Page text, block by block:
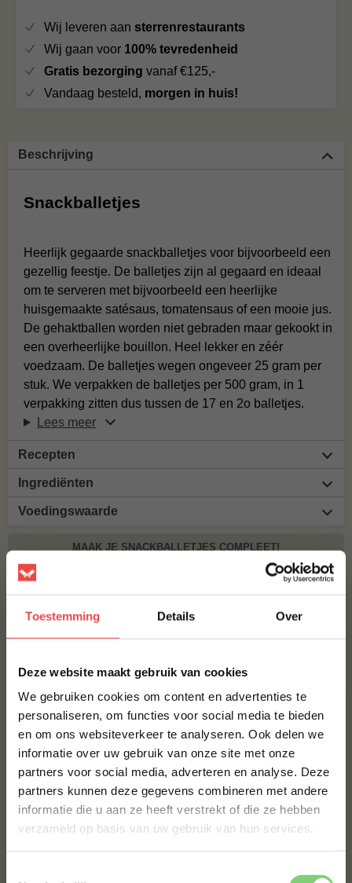
Toestemming Details Over
Deze website maakt gebruik van cookies
We gebruiken cookies om content en advertenties te
personaliseren, om functies voor social media te bieden
en om ons websiteverkeer te analyseren. Ook delen we
informatie over uw gebruik van onze site met onze
partners voor social media, adverteren en analyse. Deze
partners kunnen deze gegevens combineren met andere
informatie die u aan ze heeft verstrekt of die ze hebben
verzameld op basis van uw gebruik van hun services.
Wij leveren aan sterrenrestaurants
Wij gaan voor 100% tevredenheid
Gratis bezorging vanaf €125,-
Vandaag besteld, morgen in huis!
Beschrijving
Snackballetjes
Heerlijk gegaarde snackballetjes voor bijvoorbeeld een
gezellig feestje. De balletjes zijn al gegaard en ideaal
om te serveren met bijvoorbeeld een heerlijke
huisgemaakte satésaus, tomatensaus of een mooie jus.
De gehaktballen worden niet gebraden maar gekookt in
een overheerlijke bouillon. Heel lekker en zéér
voedzaam. De balletjes wegen ongeveer 25 gram per
stuk. We verpakken de balletjes per 500 gram, in 1
verpakking zitten dus tussen de 17 en 2o balletjes.
Lees meer
Recepten
Ingrediënten
Voedingswaarde
MAAK JE SNACKBALLETJES COMPLEET!
SAUS GURU ROYAL UMAMI SAUCE
€ 6,75
Voorgegaarde spareribs BBQuality speklap
10% korting op je
eerste bestelling*
Schrijf je in voor onze nieuwsbrief en ontvang direct
10% korting op jouw eerste bestelling.
VOORNAAM